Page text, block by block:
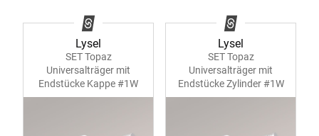
Lysel
SET Topaz
Universalträger mit
Endstücke Kappe #1W
Lysel
SET Topaz
Universalträger mit
Endstücke Zylinder #1W